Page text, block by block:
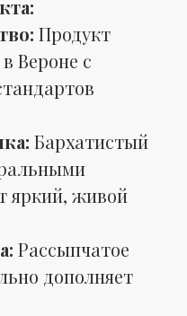
Продукт
Вероне с
Бархатистый
яркий, живой
Рассыпчатое
дополняет